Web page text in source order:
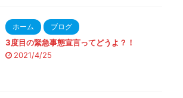
ホーム ブログ
3度目の緊急事態宣言ってどうよ？！
2021/4/25